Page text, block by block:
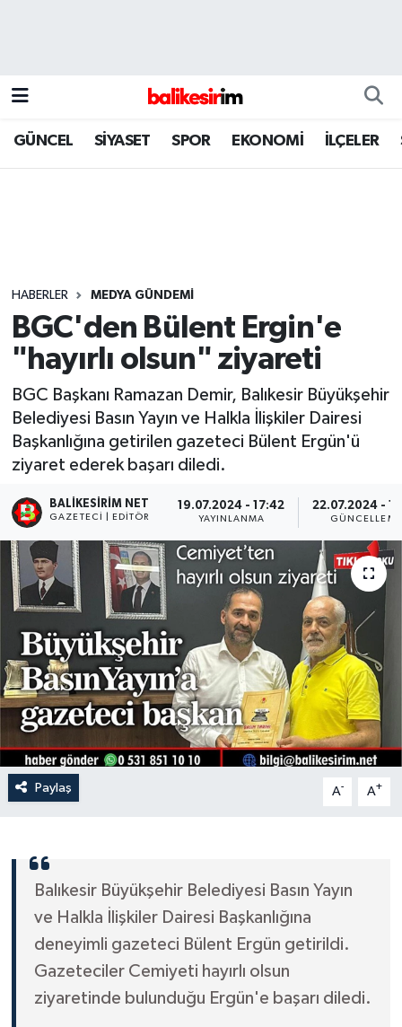
GÜNCEL SİYASET SPOR EKONOMİ İLÇELER
HABERLER MEDYA GÜNDEMİ
BGC'den Bülent Ergin'e
"hayırlı olsun" ziyareti
BGC Başkanı Ramazan Demir, Balıkesir Büyükşehir
Belediyesi Basın Yayın ve Halkla İlişkiler Dairesi
Başkanlığına getirilen gazeteci Bülent Ergün'ü
ziyaret ederek başarı diledi.
BALIKESIRIM NET
GAZETECI | EDITÖR
19.07.2024 - 17:42
YAYINLANMA
22.07.2024 -
GÜNCELLEME
Paylaş A- A+
Balıkesir Büyükşehir Belediyesi Basın Yayın
ve Halkla İlişkiler Dairesi Başkanlığına
deneyimli gazeteci Bülent Ergün getirildi.
Gazeteciler Cemiyeti hayırlı olsun
ziyaretinde bulunduğu Ergün'e başarı diledi.